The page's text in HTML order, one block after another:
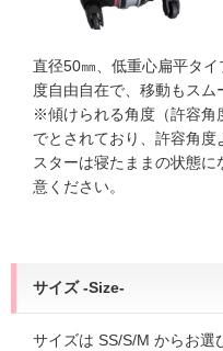
直径50㎜、低重心扁平タ
度自由自在で、移動もスム
※傾けられる角度（許容角
でとされており、許容角
スターは寝たままの状態
意ください。
サイズ -Size-
サイズは SS/S/M からお選